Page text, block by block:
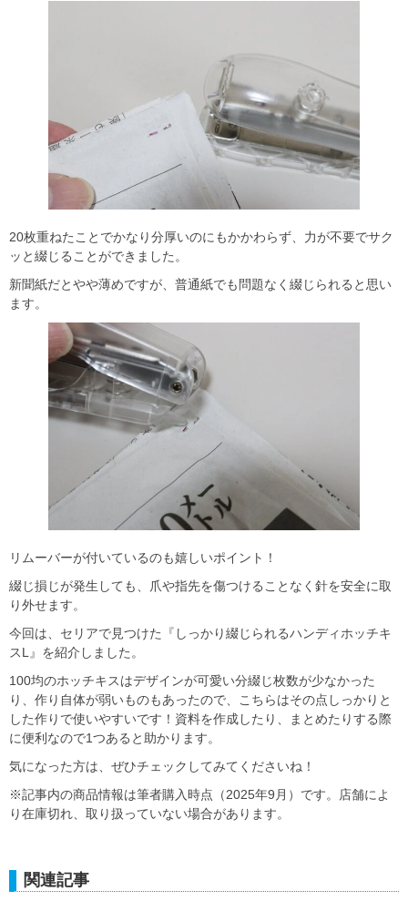
20枚重ねたことでかなり分厚いのにもかかわらず、力が不要でサク
ッと綴じることができました。
新聞紙だとやや薄めですが、普通紙でも問題なく綴じられると思い
ます。
リムーバーが付いているのも嬉しいポイント！
綴じ損じが発生しても、爪や指先を傷つけることなく針を安全に取
り外せます。
今回は、セリアで見つけた『しっかり綴じられるハンディホッチキ
スL』を紹介しました。
100均のホッチキスはデザインが可愛い分綴じ枚数が少なかった
り、作り自体が弱いものもあったので、こちらはその点しっかりと
した作りで使いやすいです！資料を作成したり、まとめたりする際
に便利なので1つあると助かります。
気になった方は、ぜひチェックしてみてくださいね！
※記事内の商品情報は筆者購入時点（2025年9月）です。店舗によ
り在庫切れ、取り扱っていない場合があります。
関連記事